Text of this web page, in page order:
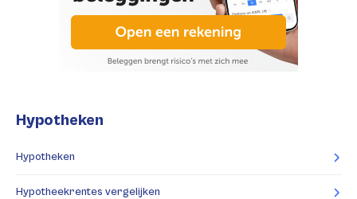
Hypotheken
Hypotheken
Hypotheekrentes vergelijken